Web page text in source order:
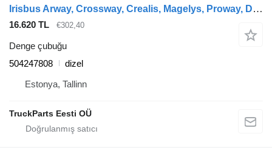
Irisbus Arway, Crossway, Crealis, Magelys, Proway, Daily Tourys (2006-) otobüs için Irisbus kavşak (01.06-) 504247808 denge çubuğu
16.620 TL €302,40
Denge çubuğu
504247808
dizel
Estonya, Tallinn
TruckParts Eesti OÜ